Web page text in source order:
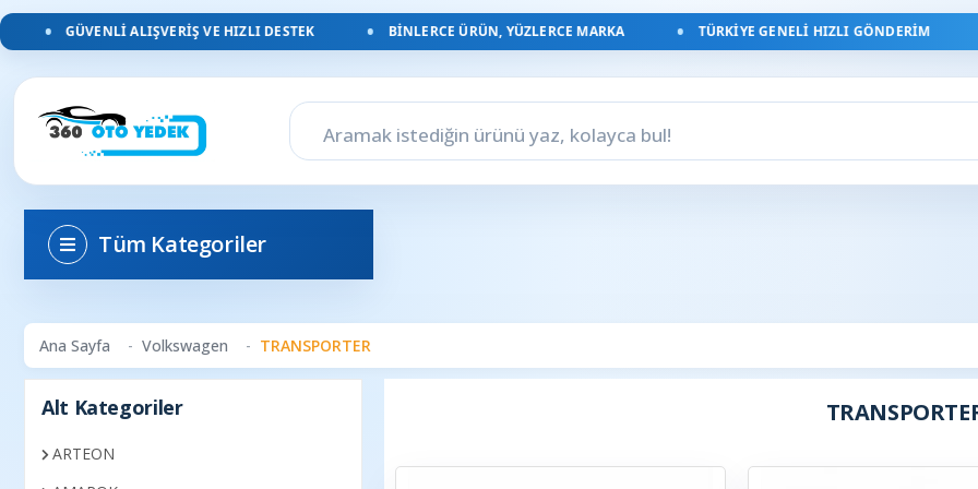
GÜVENLI ALIŞVERIŞ VE HIZLI DESTEK BINLERCE ÜRÜN, YÜZLERCE MARKA TÜRKIYE GENELI HIZLI GÖNDERIM
Tüm Kategoriler
Ana Sayfa Volkswagen TRANSPORTER
Alt Kategoriler
ARTEON